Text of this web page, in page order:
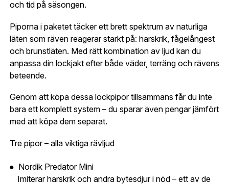
och tid på säsongen.
Piporna i paketet täcker ett brett spektrum av naturliga
läten som räven reagerar starkt på: harskrik, fågelångest
och brunstläten. Med rätt kombination av ljud kan du
anpassa din lockjakt efter både väder, terräng och rävens
beteende.
Genom att köpa dessa lockpipor tillsammans får du inte
bara ett komplett system – du sparar även pengar jämfört
med att köpa dem separat.
Tre pipor – alla viktiga rävljud
Nordik Predator Mini
Imiterar harskrik och andra bytesdjur i nöd – ett av de
Glömt lösenord?
Skapa konto och handla enklare
konto hos oss får du snabbare utcheckning,
uppgifter.
Postnummer:*
Ort:*
Telefon:*
Land:*
sortiment.
Lockpipa Nordik Predator 3-Pack
E-post adress
Jag godkänner att mina uppgifter sparas enligt
integritetspolicyn.